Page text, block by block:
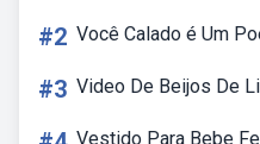
#2 Você Calado é Um
#3 Video De Beijos De
Vestido Para Bebe